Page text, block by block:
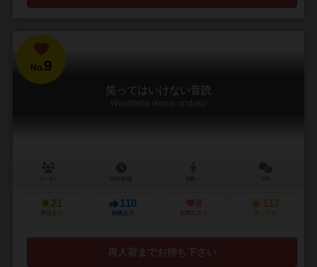
No.9
笑ってはいけない音読
Waratteha ikenai ondoku
21
興味あり
110
経験あり
8
お気に入り
117
持ってる
再入荷までお待ち下さい